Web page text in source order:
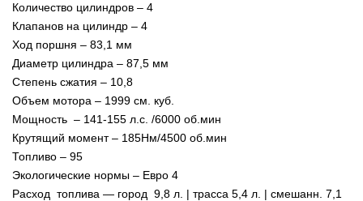
Количество цилиндров – 4
Клапанов на цилиндр – 4
Ход поршня – 83,1 мм
Диаметр цилиндра – 87,5 мм
Степень сжатия – 10,8
Объем мотора – 1999 см. куб.
Мощность – 141-155 л.с. /6000 об.мин
Крутящий момент – 185Нм/4500 об.мин
Топливо – 95
Экологические нормы – Евро 4
Расход топлива — город 9,8 л. | трасса 5,4 л. | смешанн. 7,1